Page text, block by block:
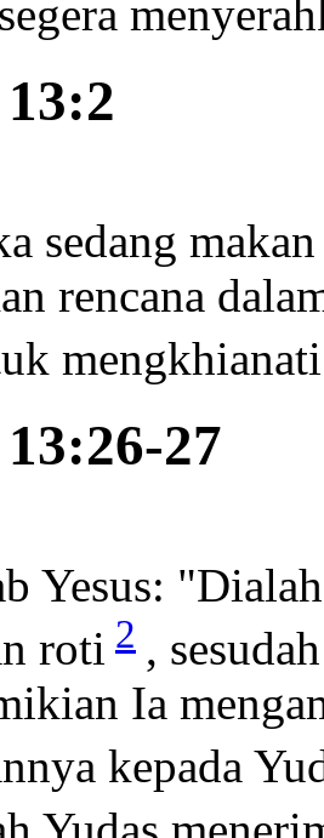
sedang
rencana
27
Yesus:
roti 2 ,
Ia
kepada